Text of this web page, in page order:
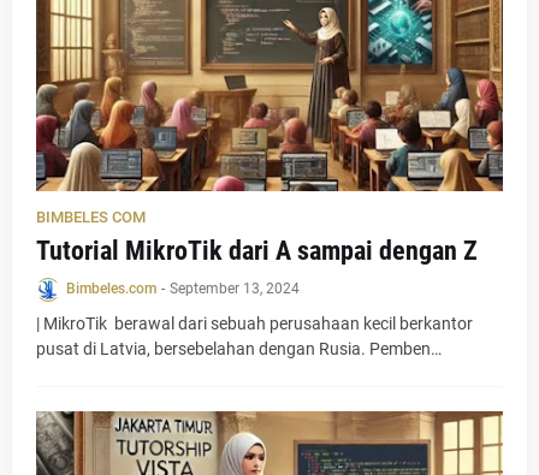
BIMBELES COM
Tutorial MikroTik dari A sampai dengan Z
Bimbeles.com - September 13, 2024
| MikroTik berawal dari sebuah perusahaan kecil berkantor
pusat di Latvia, bersebelahan dengan Rusia. Pemben…